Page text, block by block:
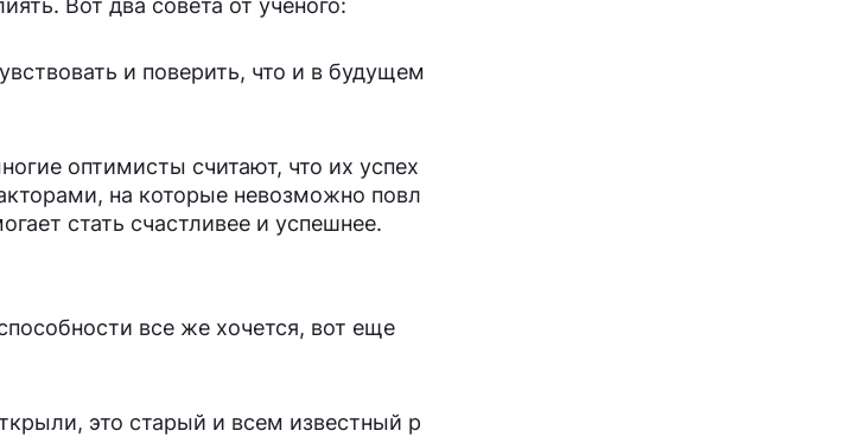
Вот два совета от ученого:
и поверить, что и в будущем
оптимисты считают, что их успех
на которые невозможно повл
стать счастливее и успешнее.
все же хочется, вот еще
это старый и всем известный р